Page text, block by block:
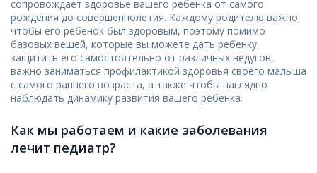
сопровождает здоровье вашего ребенка от самого
рождения до совершеннолетия. Каждому родителю важно,
чтобы его ребенок был здоровым, поэтому помимо
базовых вещей, которые вы можете дать ребенку,
защитить его самостоятельно от различных недугов,
важно заниматься профилактикой здоровья своего малыша
с самого раннего возраста, а также чтобы наглядно
наблюдать динамику развития вашего ребенка.
Как мы работаем и какие заболевания
лечит педиатр?